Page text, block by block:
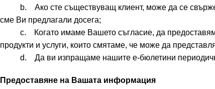
b. Ако сте съществуващ клиент, може да се свържем
сме Ви предлагали досега;
c. Когато имаме Вашето съгласие, да предоставяме
продукти и услуги, които смятаме, че може да
d. Да ви изпращаме нашите е-бюлетини
Предоставяне на Вашата информация